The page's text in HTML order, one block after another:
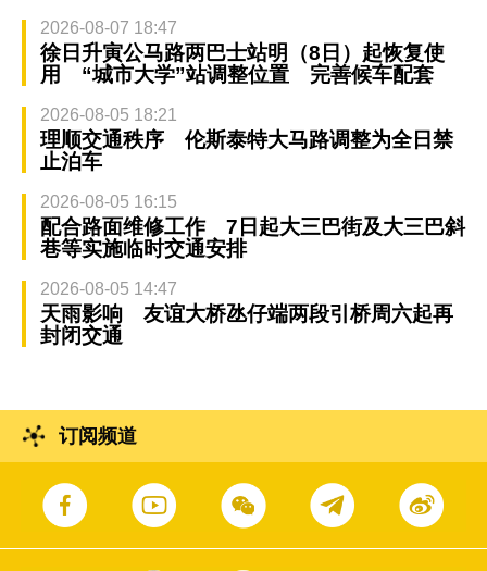
2026-08-07 18:47
徐日升寅公马路两巴士站明（8日）起恢复使
用 “城市大学”站调整位置 完善候车配套
2026-08-05 18:21
理顺交通秩序 伦斯泰特大马路调整为全日禁
止泊车
2026-08-05 16:15
配合路面维修工作 7日起大三巴街及大三巴斜
巷等实施临时交通安排
2026-08-05 14:47
天雨影响 友谊大桥氹仔端两段引桥周六起再
封闭交通
订阅频道